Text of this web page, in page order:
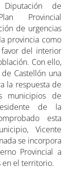
de
Provincial
de urgencias
provincia como
del interior
Con ello,
Castellón una
la respuesta de
municipios de
de la
esta
Vicente
se incorpora
Provincial a
en el territorio.